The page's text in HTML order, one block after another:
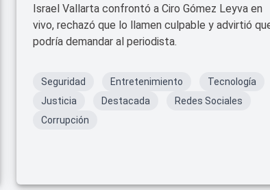
Israel Vallarta confrontó a Ciro Gómez Leyva en
vivo, rechazó que lo llamen culpable y advirtió
podría demandar al periodista.
Seguridad Entretenimiento
Tecnología
Justicia
Destacada
Redes Sociales
Corrupción